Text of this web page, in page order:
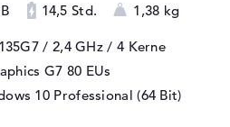
14,5 Std. 1,38 kg
/ 2,4 GHz / 4 Kerne
G7 80 EUs
10 Professional (64 Bit)